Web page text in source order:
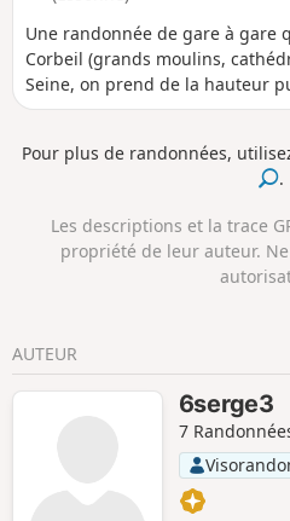
Une randonnée de gare à gare
Corbeil (grands moulins,
Seine, on prend de la hauteur
Moulin Galant avant de longer
ambiance très forestière, puis
Fonteanay et ses observatoires à
Pour plus de randonnées,
.
Les descriptions et la trace
propriété de leur auteur.
AUTEUR
6serge3
7